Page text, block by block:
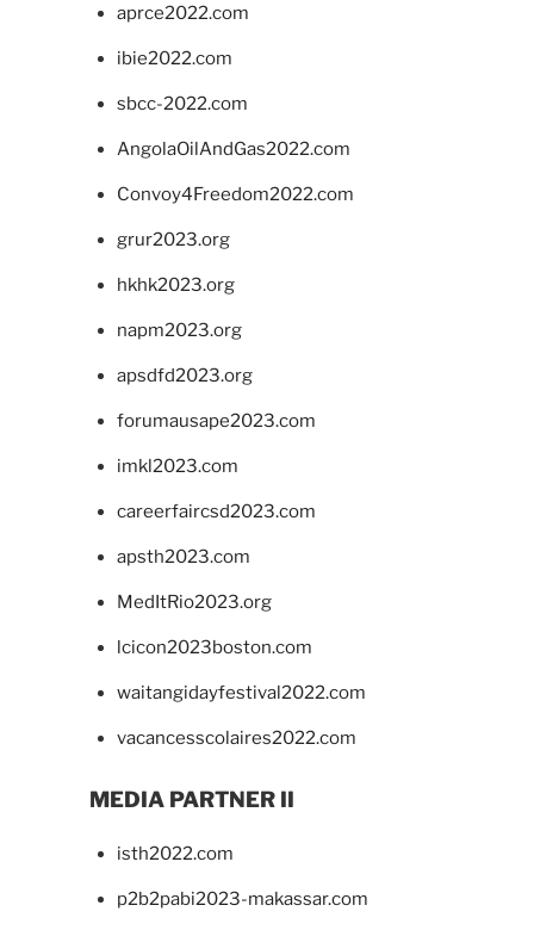
aprce2022.com
ibie2022.com
sbcc-2022.com
AngolaOilAndGas2022.com
Convoy4Freedom2022.com
grur2023.org
hkhk2023.org
napm2023.org
apsdfd2023.org
forumausape2023.com
imkl2023.com
careerfaircsd2023.com
apsth2023.com
MedItRio2023.org
lcicon2023boston.com
waitangidayfestival2022.com
vacancesscolaires2022.com
MEDIA PARTNER II
isth2022.com
p2b2pabi2023-makassar.com